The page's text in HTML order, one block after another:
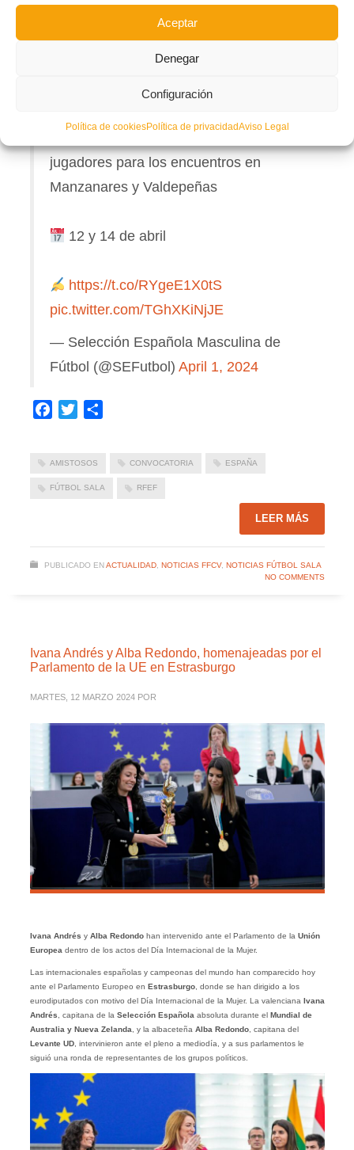
Aceptar
Denegar
Configuración
Política de cookiesPolítica de privacidadAviso Legal
𝗖𝗼𝗻𝘃𝗼𝗰𝗮𝘁𝗼𝗿𝗶𝗮 𝗽𝗮𝗿𝗮 𝗹𝗼𝘀
𝗮𝗺𝗶𝘀𝘁𝗼𝘀𝗼𝘀 𝗮𝗻𝘁𝗲 𝗣𝗮𝗿𝗮𝗴𝘂𝗮𝘆
jugadores para los encuentros en
Manzanares y Valdepeñas
12 y 14 de abril
https://t.co/RYgeE1X0tS
pic.twitter.com/TGhXKiNjJE
— Selección Española Masculina de
Fútbol (@SEFutbol) April 1, 2024
Facebook
Twitter
AMISTOSOS CONVOCATORIA ESPAÑA
FÚTBOL SALA RFEF
LEER MÁS
PUBLICADO EN ACTUALIDAD, NOTICIAS FFCV, NOTICIAS FÚTBOL SALA
NO COMMENTS
Ivana Andrés y Alba Redondo, homenajeadas por el
Parlamento de la UE en Estrasburgo
MARTES, 12 MARZO 2024 POR
Ivana Andrés y Alba Redondohan intervenido ante el Parlamento de la Unión
Europea dentro de los actos del Día Internacional de la Mujer.
Las internacionales españolas y campeonas del mundo han comparecido hoy
ante el Parlamento Europeo en Estrasburgo, donde se han dirigido a los
eurodiputados con motivo del Día Internacional de la Mujer. La valenciana Ivana
Andrés , capitana de la Selección Española absoluta durante el Mundial de
Australia y Nueva Zelanda , y la albaceteña Alba Redondo, capitana del
Levante UD, intervinieron ante el pleno a mediodía, y a sus parlamentos le
siguió una ronda de representantes de los grupos políticos.